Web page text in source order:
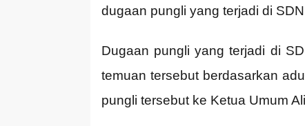
dugaan pungli yang terjadi di
Dugaan pungli yang terjadi di
temuan tersebut berdasarkan
pungli tersebut ke Ketua Umum